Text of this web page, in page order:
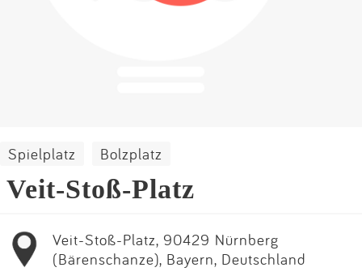
Impressum
Spielplatz Bolzplatz
Veit-Stoß-Platz
Veit-Stoß-Platz, 90429 Nürnberg
(Bärenschanze), Bayern, Deutschland